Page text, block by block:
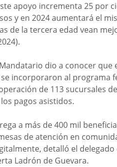
apoyo incrementa 25 por
y en 2024 aumentará el
de la tercera edad vean
dio a conocer que
incorporaron al programa
de 113 sucursales
pagos asistidos.
a más de 400 mil
de atención en
detalló el
Ladrón de Guevara.